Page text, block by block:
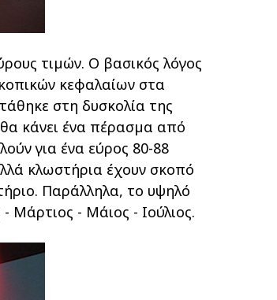
τιµών. Ο βασικός λόγος
κεφαλαίων στα
στη δυσκολία της
κάνει ένα πέρασµα από
για ένα εύρος 80-88
κλωστήρια έχουν σκοπό
Παράλληλα, το υψηλό
Μάρτιος - Μάιος - Ιούλιος.